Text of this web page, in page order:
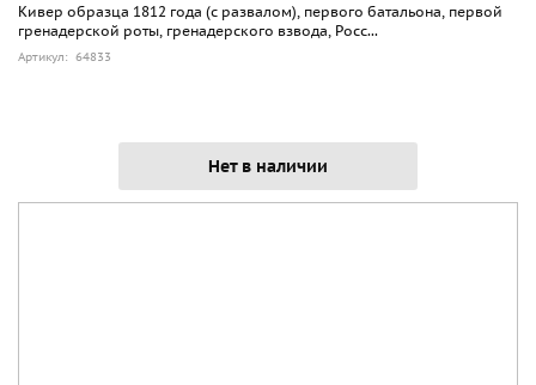
Кивер образца 1812 года (с развалом), первого батальона, первой
гренадерской роты, гренадерского взвода, Росс...
Артикул: 64833
Нет в наличии